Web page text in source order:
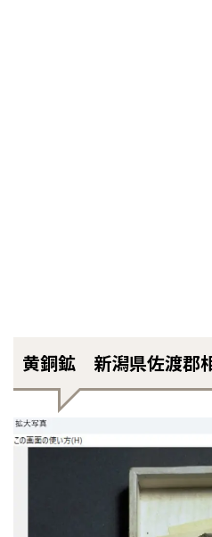
黄銅鉱 新潟県佐渡郡